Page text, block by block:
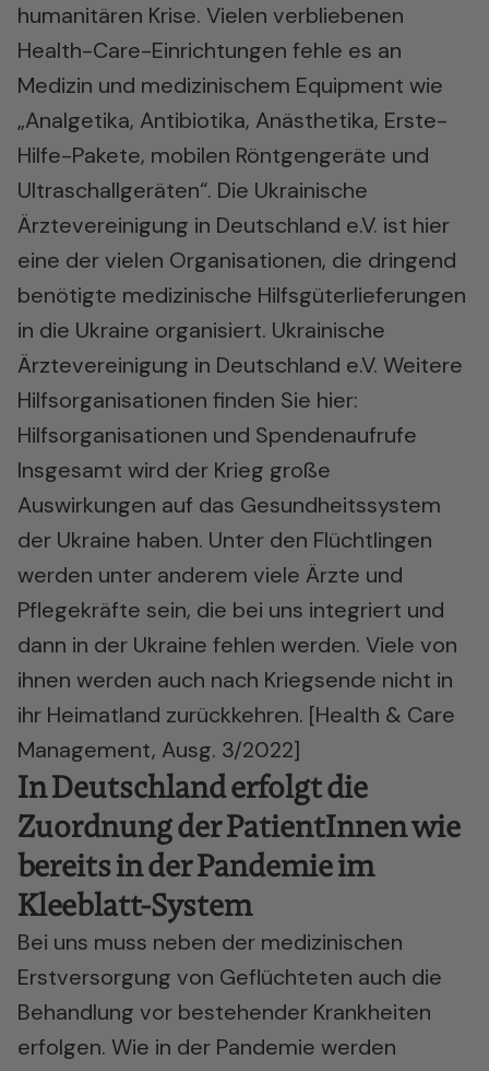
humanitären Krise. Vielen verbliebenen
Health-Care-Einrichtungen fehle es an
Medizin und medizinischem Equipment wie
„Analgetika, Antibiotika, Anästhetika, Erste-
Hilfe-Pakete, mobilen Röntgengeräte und
Ultraschallgeräten“. Die Ukrainische
Ärztevereinigung in Deutschland e.V. ist hier
eine der vielen Organisationen, die dringend
benötigte medizinische Hilfsgüterlieferungen
in die Ukraine organisiert. Ukrainische
Ärztevereinigung in Deutschland e.V. Weitere
Hilfsorganisationen finden Sie hier:
Hilfsorganisationen und Spendenaufrufe
Insgesamt wird der Krieg große
Auswirkungen auf das Gesundheitssystem
der Ukraine haben. Unter den Flüchtlingen
werden unter anderem viele Ärzte und
Pflegekräfte sein, die bei uns integriert und
dann in der Ukraine fehlen werden. Viele von
ihnen werden auch nach Kriegsende nicht in
ihr Heimatland zurückkehren. [Health & Care
Management, Ausg. 3/2022]
In Deutschland erfolgt die
Zuordnung der PatientInnen wie
bereits in der Pandemie im
Kleeblatt-System
Bei uns muss neben der medizinischen
Erstversorgung von Geflüchteten auch die
Behandlung vor bestehender Krankheiten
erfolgen. Wie in der Pandemie werden